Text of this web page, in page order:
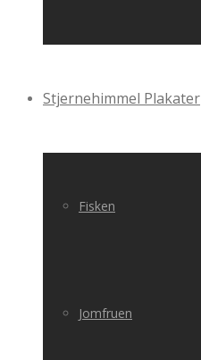
Stjernehimmel Plakater
Fisken
Jomfruen